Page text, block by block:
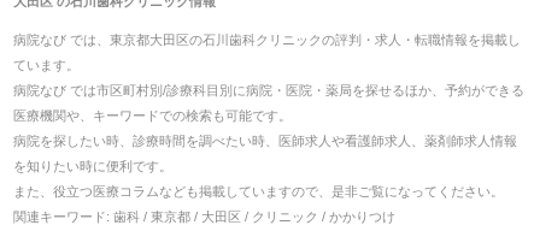
病院なび では、 東京都大田区の石川歯科クリニックの評判・求人・転職情報を掲載し
ています。
病院なび では市区町村別/診療科目別に病院・医院・薬局を探せるほか、予約ができる
医療機関や、キーワードでの検索も可能です。
病院を探したい時、診療時間を調べたい時、医師求人や看護師求人、薬剤師求人情報
を知りたい時に便利です。
また、役立つ医療コラムなども掲載していますので、是非ご覧になってください。
関連キーワード: 歯科 / 東京都 / 大田区 / クリニック / かかりつけ